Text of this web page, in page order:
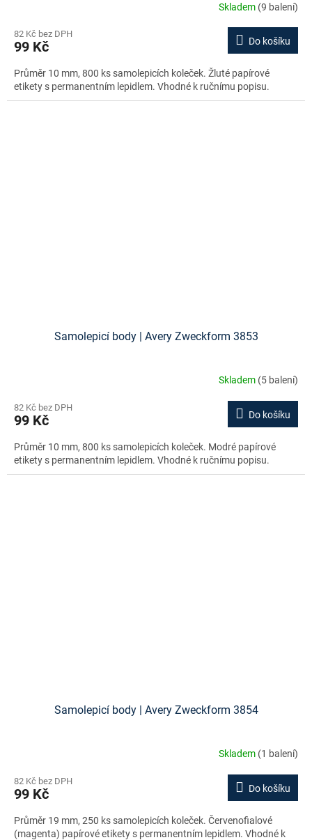
Skladem (9 balení)
82 Kč bez DPH
99 Kč Do košíku
Průměr 10 mm, 800 ks samolepicích koleček. Žluté papírové
etikety s permanentním lepidlem. Vhodné k ručnímu popisu.
Samolepicí body | Avery Zweckform 3853
Skladem (5 balení)
82 Kč bez DPH
99 Kč Do košíku
Průměr 10 mm, 800 ks samolepicích koleček. Modré papírové
etikety s permanentním lepidlem. Vhodné k ručnímu popisu.
Samolepicí body | Avery Zweckform 3854
Skladem (1 balení)
82 Kč bez DPH
99 Kč Do košíku
Průměr 19 mm, 250 ks samolepicích koleček. Červenofialové
(magenta) papírové etikety s permanentním lepidlem. Vhodné k